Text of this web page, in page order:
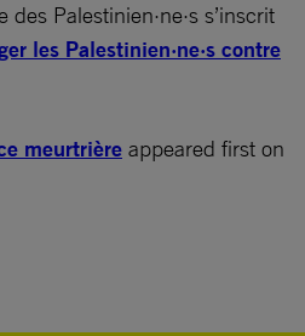
Palestinien·ne·s s’inscrit
les Palestinien·ne·s contre
meurtrière appeared first on